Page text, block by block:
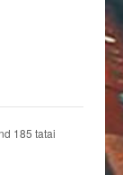
185 tatai